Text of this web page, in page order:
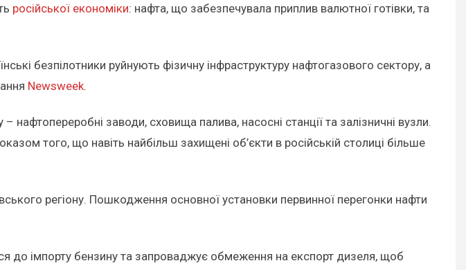
російської економіки: нафта, що забезпечувала приплив валютної готівки, та
безпілотники руйнують фізичну інфраструктуру нафтогазового сектору, а
Newsweek.
нафтопереробні заводи, сховища палива, насосні станції та залізничні вузли.
того, що навіть найбільш захищені об’єкти в російській столиці більше
регіону. Пошкодження основної установки первинної перегонки нафти
до імпорту бензину та запроваджує обмеження на експорт дизеля, щоб